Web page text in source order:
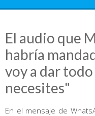
El audio que
habría
voy a dar
necesites"
En el mensaje de